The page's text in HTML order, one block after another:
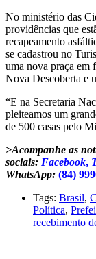
No ministério das
providências que
recapeamento
se cadastrou no
uma nova praça em
Nova Descoberta e
“E na Secretaria
pleiteamos um
de 500 casas pelo
>Acompanhe as
sociais: Facebook,
WhatsApp: (84)
Tags: Brasil,
Política,
recebimento